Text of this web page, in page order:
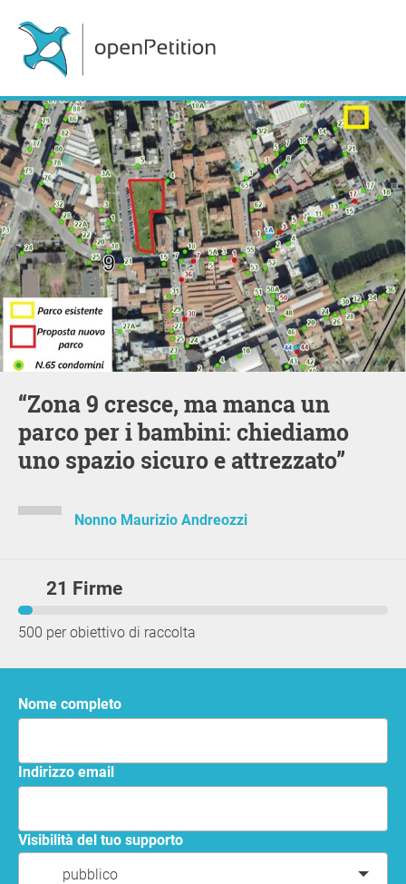
“Zona 9 cresce, ma manca un
parco per i bambini: chiediamo
uno spazio sicuro e attrezzato”
Nonno Maurizio Andreozzi
21 Firme
500 per obiettivo di raccolta
Nome completo
Indirizzo email
Visibilità del tuo supporto
pubblico